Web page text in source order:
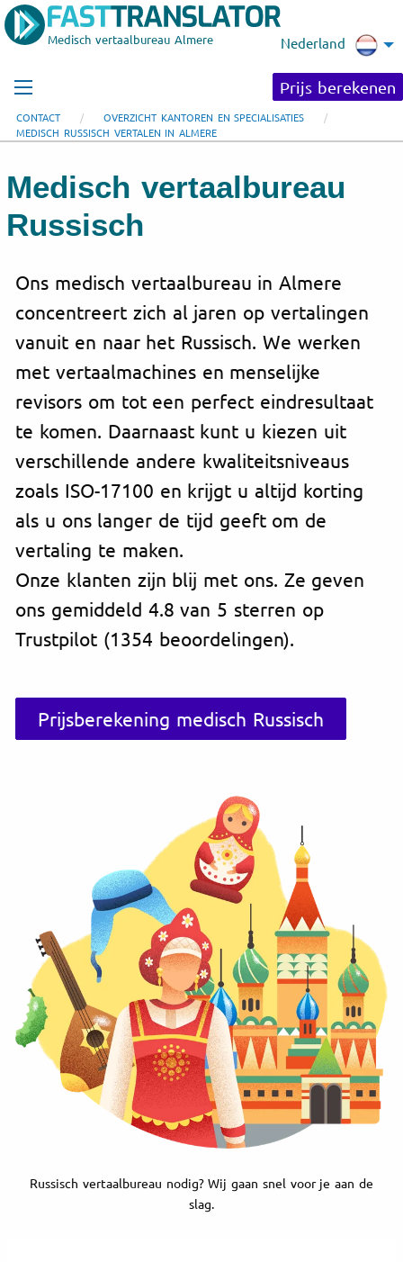
Medisch vertaalbureau Almere Nederland
Prijs berekenen
CONTACT
OVERZICHT KANTOREN EN SPECIALISATIES
MEDISCH RUSSISCH VERTALEN IN ALMERE
Medisch vertaalbureau
Russisch
Ons medisch vertaalbureau in Almere
concentreert zich al jaren op vertalingen
vanuit en naar het Russisch. We werken
met vertaalmachines en menselijke
revisors om tot een perfect eindresultaat
te komen. Daarnaast kunt u kiezen uit
verschillende andere kwaliteitsniveaus
zoals ISO-17100 en krijgt u altijd korting
als u ons langer de tijd geeft om de
vertaling te maken.
Onze klanten zijn blij met ons. Ze geven
ons gemiddeld 4.8 van 5 sterren op
Trustpilot (1354 beoordelingen).
Prijsberekening medisch Russisch
Russisch vertaalbureau nodig? Wij gaan snel voor je aan de
slag.